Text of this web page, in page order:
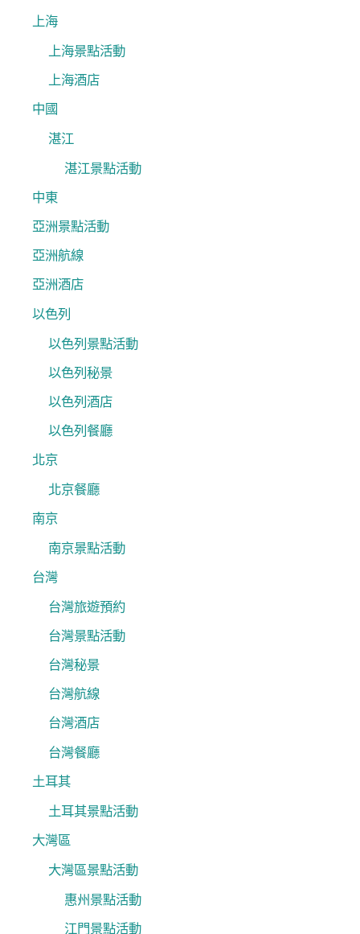
上海
上海景點活動
上海酒店
中國
湛江
湛江景點活動
中東
亞洲景點活動
亞洲航線
亞洲酒店
以色列
以色列景點活動
以色列秘景
以色列酒店
以色列餐廳
北京
北京餐廳
南京
南京景點活動
台灣
台灣旅遊預約
台灣景點活動
台灣秘景
台灣航線
台灣酒店
台灣餐廳
土耳其
土耳其景點活動
大灣區
大灣區景點活動
惠州景點活動
江門景點活動